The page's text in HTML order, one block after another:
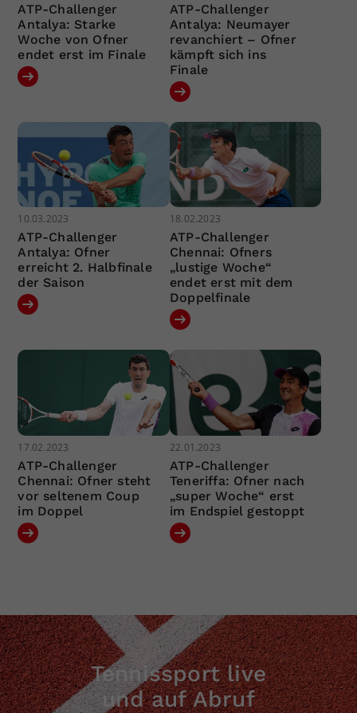
ATP-Challenger
Antalya: Starke
Woche von Ofner
endet erst im Finale
ATP-Challenger
Antalya: Neumayer
revanchiert – Ofner
kämpft sich ins
Finale
10.03.2023
ATP-Challenger
Antalya: Ofner
erreicht 2. Halbfinale
der Saison
18.02.2023
ATP-Challenger
Chennai: Ofners
„lustige Woche“
endet erst mit dem
Doppelfinale
17.02.2023
ATP-Challenger
Chennai: Ofner steht
vor seltenem Coup
im Doppel
22.01.2023
ATP-Challenger
Teneriffa: Ofner nach
„super Woche“ erst
im Endspiel gestoppt
Tennissport live
und auf Abruf